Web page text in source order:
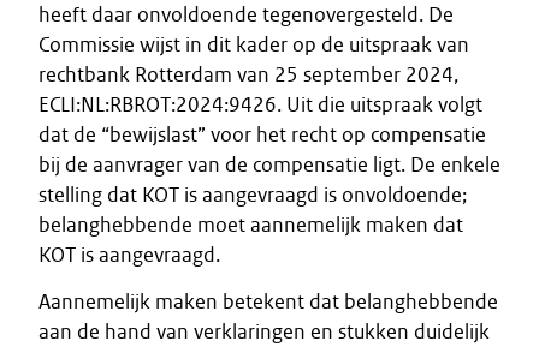
heeft daar onvoldoende tegenovergesteld. De
Commissie wijst in dit kader op de uitspraak van
rechtbank Rotterdam van 25 september 2024,
ECLI:NL:RBROT:2024:9426. Uit die uitspraak volgt
dat de “bewijslast” voor het recht op compensatie
bij de aanvrager van de compensatie ligt. De enkele
stelling dat KOT is aangevraagd is onvoldoende;
belanghebbende moet aannemelijk maken dat
KOT is aangevraagd.
Aannemelijk maken betekent dat belanghebbende
aan de hand van verklaringen en stukken duidelijk